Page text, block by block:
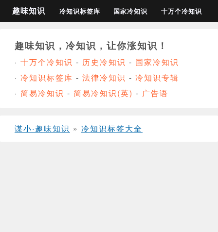
趣味知识 冷知识标签库 国家冷知识 十万个冷知识
趣味知识，冷知识，让你涨知识！
· 十万个冷知识 - 历史冷知识 - 国家冷知识
· 冷知识标签库 - 法律冷知识 - 冷知识专辑
· 简易冷知识 - 简易冷知识(英) - 广告语
谋小·趣味知识 » 冷知识标签大全